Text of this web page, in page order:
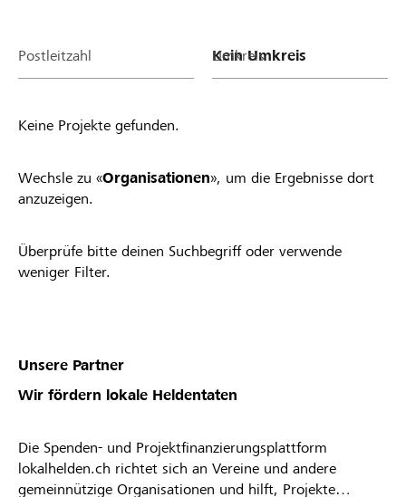
Postleitzahl Umkreis
Keine Projekte gefunden.
Wechsle zu «Organisationen», um die Ergebnisse dort
anzuzeigen.
Überprüfe bitte deinen Suchbegriff oder verwende
weniger Filter.
Unsere Partner
Wir fördern lokale Heldentaten
Die Spenden- und Projektfinanzierungsplattform
lokalhelden.ch richtet sich an Vereine und andere
gemeinnützige Organisationen und hilft, Projekte